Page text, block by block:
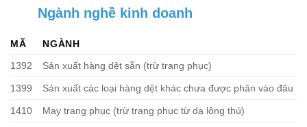
Ngành nghề kinh doanh
MÃ
NGÀNH
1392
Sản xuất hàng dệt sẵn (trừ trang phục)
1399 Sản xuất các loại hàng dệt khác chưa được phân vào đâu
1410 May trang phục (trừ trang phục từ da lông thú)